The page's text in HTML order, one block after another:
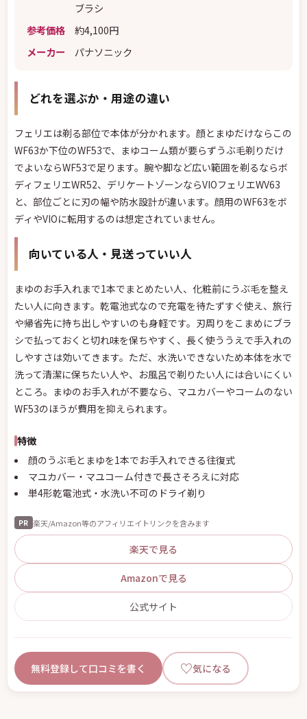
ブラシ
参考価格
約4,100円
メーカー
パナソニック
どれを選ぶか・用途の違い
フェリエは剃る部位で本体が分かれます。顔とまゆだけならこの
WF63か下位のWF53で、まゆコーム類が要らずうぶ毛剃りだけ
でよいならWF53で足ります。腕や脚など広い範囲を剃るならボ
ディフェリエWR52、デリケートゾーンならVIOフェリエWV63
と、部位ごとに刃の幅や防水設計が違います。顔用のWF63をボ
ディやVIOに転用するのは想定されていません。
向いている人・見送っていい人
まゆのお手入れまで1本でまとめたい人、化粧前にうぶ毛を整え
たい人に向きます。乾電池式なので充電を待たずすぐ使え、旅行
や帰省先に持ち出しやすいのも身軽です。刃周りをこまめにブラ
シで払っておくと切れ味を保ちやすく、長く使ううえで手入れの
しやすさは効いてきます。ただ、水洗いできないため本体を水で
洗って清潔に保ちたい人や、お風呂で剃りたい人には合いにくい
ところ。まゆのお手入れが不要なら、マユカバーやコームのない
WF53のほうが費用を抑えられます。
特徴
顔のうぶ毛とまゆを1本でお手入れできる往復式
マユカバー・マユコーム付きで長さそろえに対応
単4形乾電池式・水洗い不可のドライ剃り
PR 楽天/Amazon等のアフィリエイトリンクを含みます
楽天で見る
Amazonで見る
公式サイト
無料登録して口コミを書く ♡気になる